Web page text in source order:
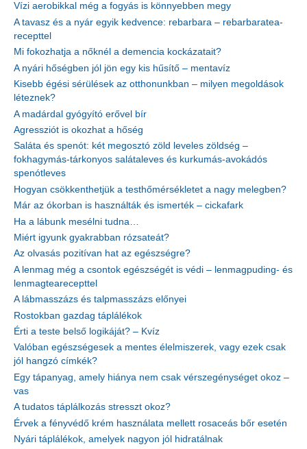
Vízi aerobikkal még a fogyás is könnyebben megy
A tavasz és a nyár egyik kedvence: rebarbara – rebarbaratea-
recepttel
Mi fokozhatja a nőknél a demencia kockázatait?
A nyári hőségben jól jön egy kis hűsítő – mentavíz
Kisebb égési sérülések az otthonunkban – milyen megoldások
léteznek?
A madárdal gyógyító erővel bír
Agressziót is okozhat a hőség
Saláta és spenót: két megosztó zöld leveles zöldség –
fokhagymás-tárkonyos salátaleves és kurkumás-avokádós
spenótleves
Hogyan csökkenthetjük a testhőmérsékletet a nagy melegben?
Már az ókorban is használták és ismerték – cickafark
Ha a lábunk mesélni tudna…
Miért igyunk gyakrabban rózsateát?
Az olvasás pozitívan hat az egészségre?
A lenmag még a csontok egészségét is védi – lenmagpuding- és
lenmagtearecepttel
A lábmasszázs és talpmasszázs előnyei
Rostokban gazdag táplálékok
Érti a teste belső logikáját? – Kvíz
Valóban egészségesek a mentes élelmiszerek, vagy ezek csak
jól hangzó címkék?
Egy tápanyag, amely hiánya nem csak vérszegénységet okoz –
vas
A tudatos táplálkozás stresszt okoz?
Érvek a fényvédő krém használata mellett rosaceás bőr esetén
Nyári táplálékok, amelyek nagyon jól hidratálnak